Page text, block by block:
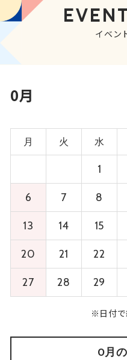
イベン
0月
月 火 水
1
6 7 8
13 14 15
20 21 22
27 28 29
※日付で
0月